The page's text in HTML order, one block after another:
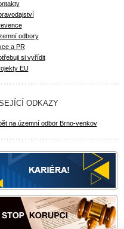
odbory
a PR
si vyřídit
EU
ODKAZY
na územní odbor Brno-venkov